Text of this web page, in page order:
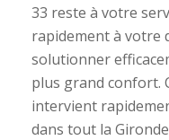
33 reste à votre
rapidement à votre
solutionner
plus grand confort.
intervient
dans tout la